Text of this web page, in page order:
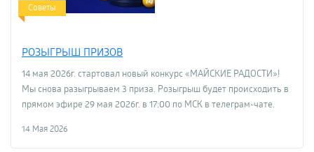
Советы
РОЗЫГРЫШ ПРИЗОВ
14 мая 2026г. стартовал новый конкурс «МАЙСКИЕ РАДОСТИ»!
Мы снова разыгрываем 3 приза. Розыгрыш будет происходить в
прямом эфире 29 мая 2026г. в 17:00 по МСК в телеграм-чате.
14 Мая 2026